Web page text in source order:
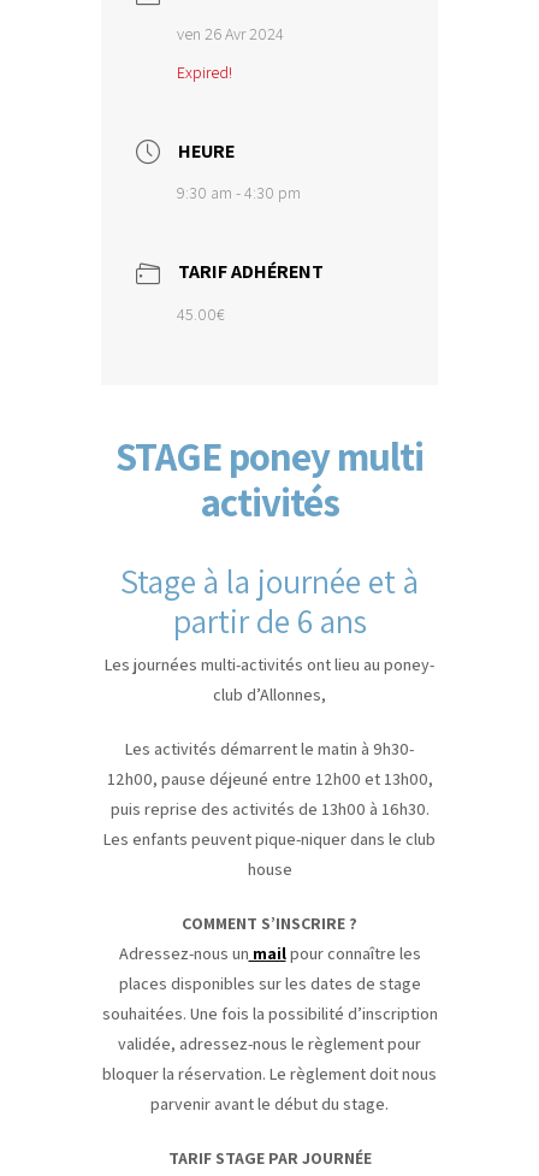
ven 26 Avr 2024
Expired!
HEURE
9:30 am - 4:30 pm
TARIF ADHÉRENT
45.00€
STAGE poney multi
activités
Stage à la journée et à
partir de 6 ans
Les journées multi-activités ont lieu au poney-
club d’Allonnes,
Les activités démarrent le matin à 9h30-
12h00, pause déjeuné entre 12h00 et 13h00,
puis reprise des activités de 13h00 à 16h30.
Les enfants peuvent pique-niquer dans le club
house
COMMENT S’INSCRIRE ?
Adressez-nous un mailpour connaître les
places disponibles sur les dates de stage
souhaitées. Une fois la possibilité d’inscription
validée, adressez-nous le règlement pour
bloquer la réservation. Le règlement doit nous
parvenir avant le début du stage.
TARIF STAGE PAR JOURNÉE